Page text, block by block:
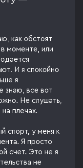
как обстоят
моменте, или
И я спокойно
я
знаю, все вот
Не слушать,
плечах.
спорт, у меня к
Я просто
счет. Это не я
не